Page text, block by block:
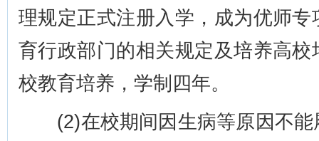
理规定正式注册入学，成为优师
育行政部门的相关规定及培养高
校教育培养，学制四年。
(2)在校期间因生病等原因不能